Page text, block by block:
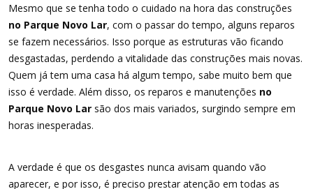
Mesmo que se tenha todo o cuidado na hora das construções
no Parque Novo Lar, com o passar do tempo, alguns reparos
se fazem necessários. Isso porque as estruturas vão ficando
desgastadas, perdendo a vitalidade das construções mais novas.
Quem já tem uma casa há algum tempo, sabe muito bem que
isso é verdade. Além disso, os reparos e manutenções no
Parque Novo Lar são dos mais variados, surgindo sempre em
horas inesperadas.
A verdade é que os desgastes nunca avisam quando vão
aparecer, e por isso, é preciso prestar atenção em todas as